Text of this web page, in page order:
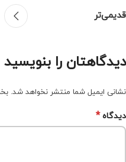
قدیمی‌تر
دیدگاهتان را بنویسید
نشانی ایمیل شما منتشر نخواهد شد.
دیدگاه*